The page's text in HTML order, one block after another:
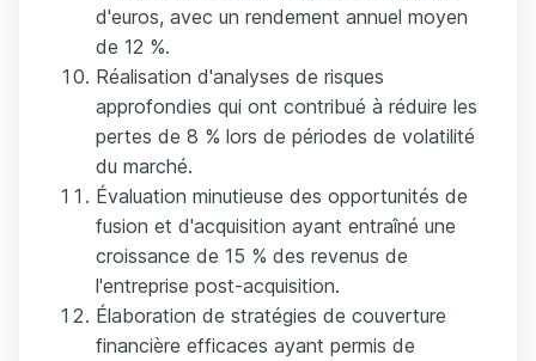
d'euros, avec un rendement annuel moyen
de 12 %.
Réalisation d'analyses de risques
approfondies qui ont contribué à réduire les
pertes de 8 % lors de périodes de volatilité
du marché.
Évaluation minutieuse des opportunités de
fusion et d'acquisition ayant entraîné une
croissance de 15 % des revenus de
l'entreprise post-acquisition.
Élaboration de stratégies de couverture
financière efficaces ayant permis de